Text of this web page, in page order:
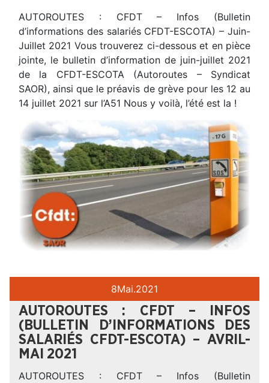
AUTOROUTES : CFDT – Infos (Bulletin
d’informations des salariés CFDT-ESCOTA) – Juin-
Juillet 2021 Vous trouverez ci-dessous et en pièce
jointe, le bulletin d’information de juin-juillet 2021
de la CFDT-ESCOTA (Autoroutes – Syndicat
SAOR), ainsi que le préavis de grève pour les 12 au
14 juillet 2021 sur l’A51 Nous y voilà, l’été est la !
8Mai.2021
AUTOROUTES : CFDT – INFOS
(BULLETIN D’INFORMATIONS DES
SALARIÉS CFDT-ESCOTA) – AVRIL-
MAI 2021
AUTOROUTES : CFDT – Infos (Bulletin